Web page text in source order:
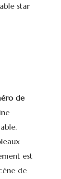
star
de
est
de